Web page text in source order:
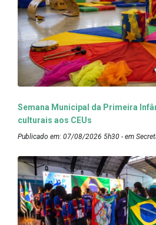
Semana Municipal da Primeira
culturais aos CEUs
Publicado em: 07/08/2026 5h30 - em